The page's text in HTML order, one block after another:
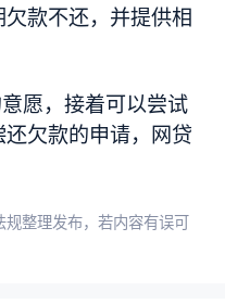
款不还，并提供相
愿，接着可以尝试
欠款的申请，网贷
整理发布，若内容有误可